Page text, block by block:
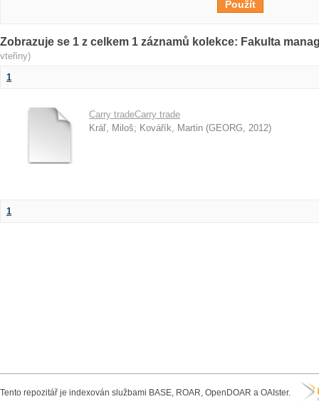
Zobrazuje se 1 z celkem 1 záznamů kolekce: Fakulta
vteřiny)
1
Carry tradeCarry trade
Kráľ, Miloš; Kovářík, Martin (GEORG, 2012)
1
Tento repozitář je indexován službami BASE, ROAR, OpenDOAR a OAIster.